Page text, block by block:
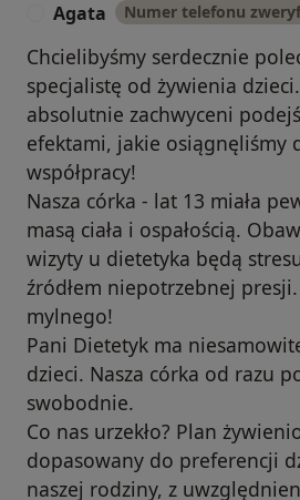
Agata Numer telefonu
Chcielibyśmy serdecznie
specjalistę od żywienia
absolutnie zachwyceni
efektami, jakie osiągnęliśmy
współpracy!
Nasza córka - lat 13 miała
masą ciała i ospałością.
wizyty u dietetyka będą
źródłem niepotrzebnej
mylnego!
Pani Dietetyk ma
dzieci. Nasza córka od razu
swobodnie.
Co nas urzekło? Plan
dopasowany do preferencji
naszej rodziny, z